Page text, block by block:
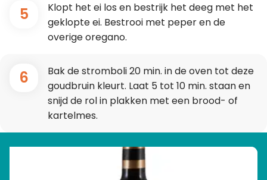
5
Klopt het ei los en bestrijk het deeg met het
geklopte ei. Bestrooi met peper en de
overige oregano.
6
Bak de stromboli 20 min. in de oven tot deze
goudbruin kleurt. Laat 5 tot 10 min. staan en
snijd de rol in plakken met een brood- of
kartelmes.